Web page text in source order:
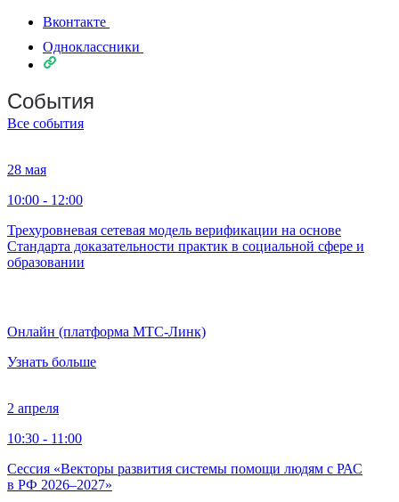
Вконтакте
Одноклассники
События
Все события
28 мая
10:00 - 12:00
Трехуровневая сетевая модель верификации на основе
Стандарта доказательности практик в социальной сфере и
образовании
Онлайн (платформа МТС-Линк)
Узнать больше
2 апреля
10:30 - 11:00
Сессия «Векторы развития системы помощи людям с РАС
в РФ 2026–2027»